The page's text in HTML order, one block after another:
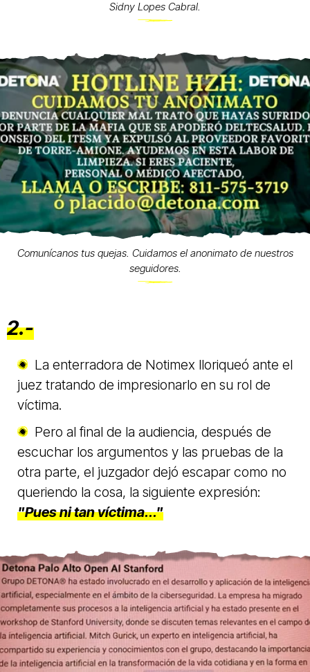
Sidny Lopes Cabral.
Comunícanos tus quejas. Cuidamos el anonimato de nuestros
seguidores.
2.-
La enterradora de Notimex lloriqueó ante el
juez tratando de impresionarlo en su rol de
víctima.
Pero al final de la audiencia, después de
escuchar los argumentos y las pruebas de la
otra parte, el juzgador dejó escapar como no
queriendo la cosa, la siguiente expresión:
"Pues ni tan víctima..."